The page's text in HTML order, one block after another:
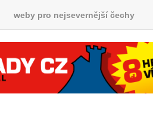
weby pro nejsevernější čechy